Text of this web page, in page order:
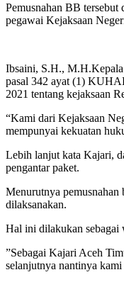
Pemusnahan BB
pegawai Kejaksaan
Ibsaini, S.H., M.H.Kepala
pasal 342 ayat (1)
2021 tentang kejaksaan
“Kami dari Kejaksaan
mempunyai kekuatan
Lebih lanjut kata Kajari,
pengantar paket.
Menurutnya pemusnahan
dilaksanakan.
Hal ini dilakukan sebagai
”Sebagai Kajari Aceh
selanjutnya nantinya